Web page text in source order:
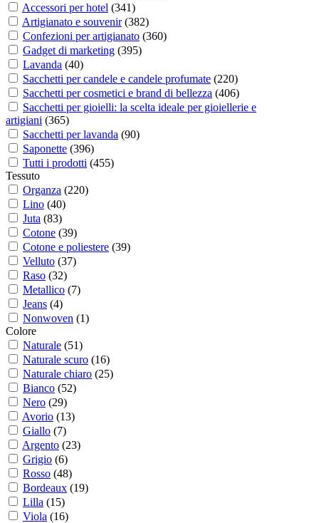
Accessori per hotel (341)
Artigianato e souvenir (382)
Confezioni per artigianato (360)
Gadget di marketing (395)
Lavanda (40)
Sacchetti per candele e candele profumate (220)
Sacchetti per cosmetici e brand di bellezza (406)
Sacchetti per gioielli: la scelta ideale per gioiellerie e
artigiani (365)
Sacchetti per lavanda (90)
Saponette (396)
Tutti i prodotti (455)
Tessuto
Organza (220)
Lino (40)
Juta (83)
Cotone (39)
Cotone e poliestere (39)
Velluto (37)
Raso (32)
Metallico (7)
Jeans (4)
Nonwoven (1)
Colore
Naturale (51)
Naturale scuro (16)
Naturale chiaro (25)
Bianco (52)
Nero (29)
Avorio (13)
Giallo (7)
Argento (23)
Grigio (6)
Rosso (48)
Bordeaux (19)
Lilla (15)
Viola (16)